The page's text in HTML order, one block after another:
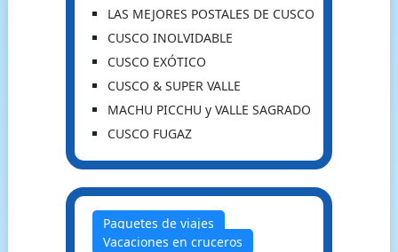
LAS MEJORES POSTALES DE CUSCO
CUSCO INOLVIDABLE
CUSCO EXÓTICO
CUSCO & SUPER VALLE
MACHU PICCHU y VALLE SAGRADO
CUSCO FUGAZ
Paquetes de viajes
Vacaciones en cruceros